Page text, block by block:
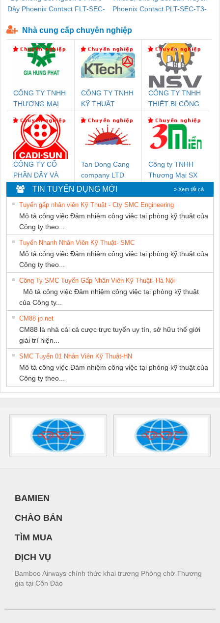
Dây Phoenix Contact FLT-SEC-
Phoenix Contact PLT-SEC-T3-
Nhà cung cấp chuyên nghiệp
CÔNG TY TNHH
THƯƠNG MẠI
DỊCH VỤ KỸ
THUẬT ĐIỆN CƠ
GIA HƯNG PHÁT
CÔNG TY TNHH
KỸ THUẬT
NAM
CÔNG TY TNHH
THIẾT BỊ CÔNG
SETSUBI VIỆT
NAM
CÔNG TY CỔ
PHẦN DÂY VÀ
CÁP ĐIỆN
THƯỢNG ĐÌNH
Tan Dong Cang
company LTD
Công ty TNHH
Thương Mại SX
TIN TUYỂN DỤNG MỚI » Xem tất cả
Tuyển gấp nhân viên Kỹ Thuật - Cty SMC Engineering
Mô tả công việc Đảm nhiệm công việc tại phòng kỹ thuật của
Công ty theo...
Tuyển Nhanh Nhân Viên Kỹ Thuật- SMC
Mô tả công việc Đảm nhiệm công việc tại phòng kỹ thuật của
Công ty theo...
Công Ty SMC Tuyển Gấp Nhân Viên Kỹ Thuật- Hà Nội
Mô tả công việc Đảm nhiệm công việc tại phòng kỹ thuật
của Công ty...
CM88 jp net
CM88 là nhà cái cá cược trực tuyến uy tín, sở hữu thế giới
giải trí hiện...
SMC Tuyển 01 Nhân Viên Kỹ Thuật-HN
Mô tả công việc Đảm nhiệm công việc tại phòng kỹ thuật của
Công ty theo...
BAMIEN
CHÀO BÁN
TÌM MUA
DỊCH VỤ
Bamboo Airways chính thức khai trương Phòng chờ Thương
gia tại Côn Đảo